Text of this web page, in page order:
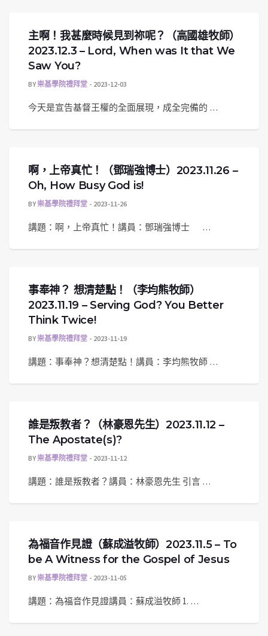
主啊！我甚麼時候見到祢呢？（高國雄牧師）
2023.12.3 – Lord, When was It that We
Saw You?
BY崇基學院禮拜堂 2023-12-03
今天是宣告基督王權的全面展現，成全完備的 …
啊，上帝真忙！（鄧瑞強博士）2023.11.26 –
Oh, How Busy God is!
BY崇基學院禮拜堂 2023-11-26
講題：啊，上帝真忙！講員：鄧瑞強博士 …
事奉神？ 想清楚點！（李均熊牧師）
2023.11.19 – Serving God? You Better
Think Twice!
BY崇基學院禮拜堂 2023-11-19
講題：事奉神？想清楚點！講員：李均熊牧師 …
誰是叛教者？（林豪恩先生）2023.11.12 –
The Apostate(s)?
BY崇基學院禮拜堂 2023-11-12
講題：誰是叛教者？講員：林豪恩先生 引言 …
為福音作見證（蘇成溢牧師）2023.11.5 – To
be A Witness for the Gospel of Jesus
BY崇基學院禮拜堂 2023-11-05
講題：為福音作見證講員：蘇成溢牧師 1. …